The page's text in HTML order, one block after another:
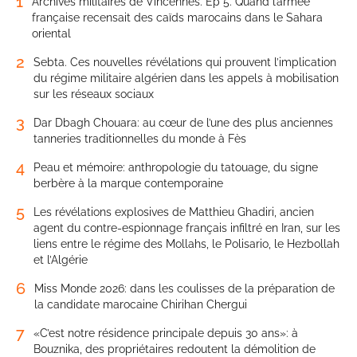
française recensait des caïds marocains dans le Sahara
oriental
2
Sebta. Ces nouvelles révélations qui prouvent l’implication
du régime militaire algérien dans les appels à mobilisation
sur les réseaux sociaux
3
Dar Dbagh Chouara: au cœur de l’une des plus anciennes
tanneries traditionnelles du monde à Fès
4
Peau et mémoire: anthropologie du tatouage, du signe
berbère à la marque contemporaine
5
Les révélations explosives de Matthieu Ghadiri, ancien
agent du contre-espionnage français infiltré en Iran, sur les
liens entre le régime des Mollahs, le Polisario, le Hezbollah
et l’Algérie
6
Miss Monde 2026: dans les coulisses de la préparation de
la candidate marocaine Chirihan Chergui
7
«C’est notre résidence principale depuis 30 ans»: à
Bouznika, des propriétaires redoutent la démolition de